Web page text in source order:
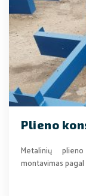
Plieno
Metalinių
montavimas